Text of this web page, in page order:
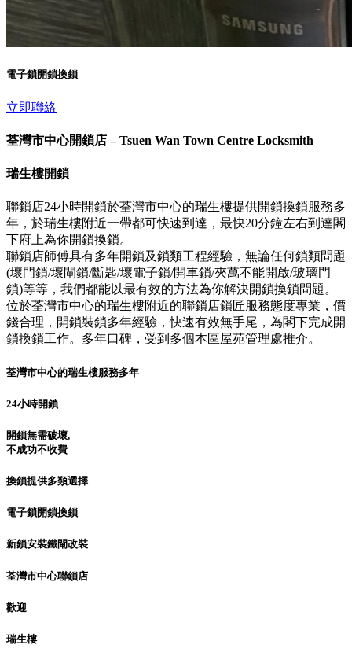
電子鎖開鎖換鎖
立即聯絡
荃灣市中心開鎖店 – Tsuen Wan Town Centre Locksmith
瑞生樓開鎖
聯鎖店24小時開鎖於荃灣市中心的瑞生樓提供開鎖換鎖服務多
年，於瑞生樓附近一帶都可快速到達，最快20分鐘左右到達閣
下府上為你開鎖換鎖。
聯鎖店師傅具有多年開鎖及鎖類工程經驗，無論任何鎖類問題
(壞門鎖/壞閘鎖/斷匙/壞電子鎖/開車鎖/夾萬不能開啟/玻璃門
鎖)等等，我們都能以最有效的方法為你解決開鎖換鎖問題。
位於荃灣市中心的瑞生樓附近的聯鎖店鎖匠服務態度專業，價
錢合理，開鎖裝鎖多年經驗，快速有效無手尾，為閣下完成開
鎖換鎖工作。多年口碑，受到多個本區屋苑管理處推介。
荃灣市中心的瑞生樓服務多年
24小時開鎖
開鎖無需破壞,
不成功不收費
換鎖提供多類選擇
電子鎖開鎖換鎖
新鎖安裝鐵閘改裝
荃灣市中心聯鎖店
歡迎
瑞生樓